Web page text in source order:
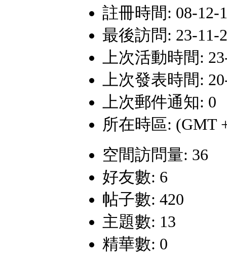
註冊時間: 08-12-
最後訪問: 23-11-
上次活動時間:
上次發表時間:
上次郵件通知: 0
所在時區: (GMT
空間訪問量: 36
好友數: 6
帖子數: 420
主題數: 13
精華數: 0